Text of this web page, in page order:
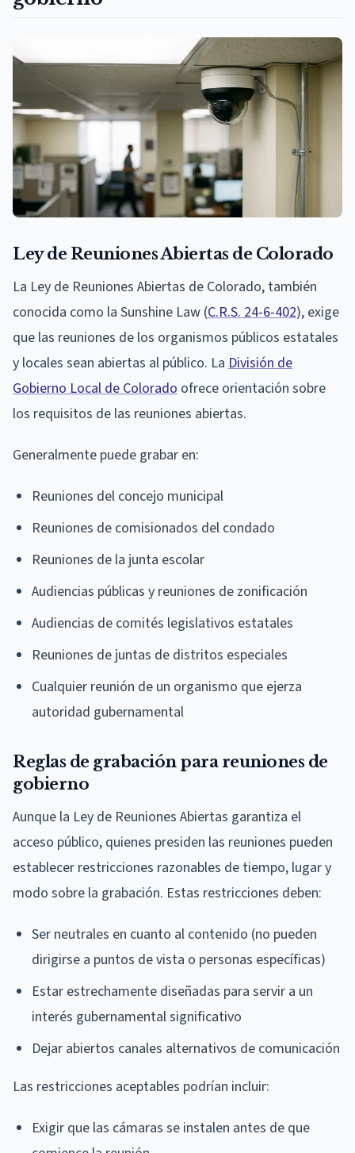
Ley de Reuniones Abiertas de Colorado
La Ley de Reuniones Abiertas de Colorado, también
conocida como la Sunshine Law (C.R.S. 24-6-402), exige
que las reuniones de los organismos públicos estatales
y locales sean abiertas al público. La División de
Gobierno Local de Colorado ofrece orientación sobre
los requisitos de las reuniones abiertas.
Generalmente puede grabar en:
Reuniones del concejo municipal
Reuniones de comisionados del condado
Reuniones de la junta escolar
Audiencias públicas y reuniones de zonificación
Audiencias de comités legislativos estatales
Reuniones de juntas de distritos especiales
Cualquier reunión de un organismo que ejerza
autoridad gubernamental
Reglas de grabación para reuniones de
gobierno
Aunque la Ley de Reuniones Abiertas garantiza el
acceso público, quienes presiden las reuniones pueden
establecer restricciones razonables de tiempo, lugar y
modo sobre la grabación. Estas restricciones deben:
Ser neutrales en cuanto al contenido (no pueden
dirigirse a puntos de vista o personas específicas)
Estar estrechamente diseñadas para servir a un
interés gubernamental significativo
Dejar abiertos canales alternativos de comunicación
Las restricciones aceptables podrían incluir:
Exigir que las cámaras se instalen antes de que